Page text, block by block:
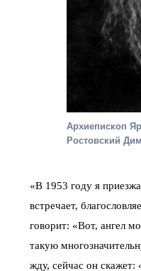
Архиепископ
Ростовский
«В 1953 году я
встречает,
говорит: «Вот, ангел
такую
жду, сейчас он